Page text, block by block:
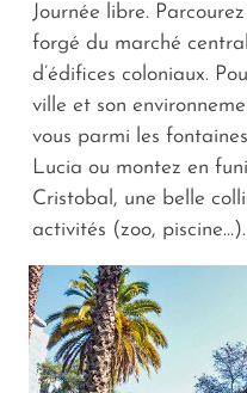
Journée libre.
forgé du marché
d’édifices coloniaux.
ville et son
vous parmi les
Lucia ou montez en
Cristobal, une belle
activités (zoo, piscine…).